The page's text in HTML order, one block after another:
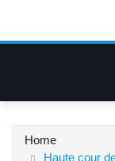
Home
Haute cour